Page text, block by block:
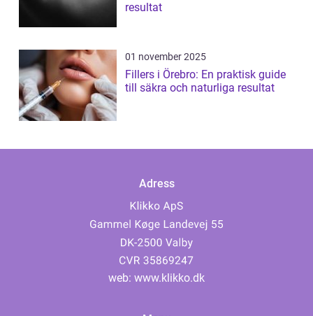
resultat
01 november 2025
Fillers i Örebro: En praktisk guide
till säkra och naturliga resultat
Adress
web: www.klikko.dk